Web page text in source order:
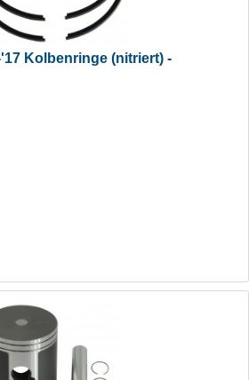
'17 Kolbenringe (nitriert) -